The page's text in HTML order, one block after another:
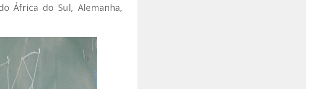
África do Sul, Alemanha,